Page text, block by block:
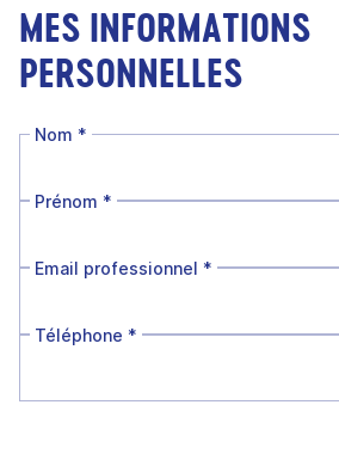
MES INFORMATIONS
PERSONNELLES
Nom *
Prénom *
Email professionnel *
Téléphone *